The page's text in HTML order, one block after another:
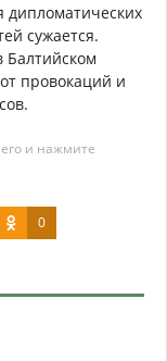
дипломатических
сужается.
Балтийском
провокаций и
и нажмите
0